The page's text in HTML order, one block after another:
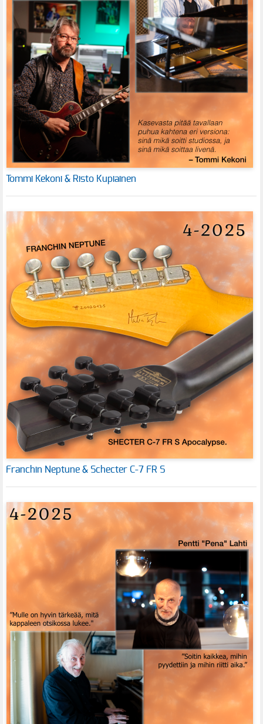
Tommi Kekoni & Risto Kupiainen
Franchin Neptune & Schecter C-7 FR S